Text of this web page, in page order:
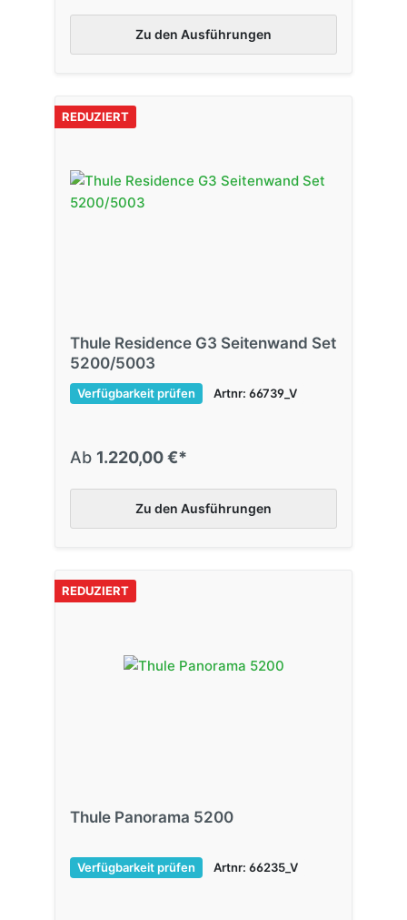
Zu den Ausführungen
REDUZIERT
Thule Residence G3 Seitenwand Set
5200/5003
Verfügbarkeit prüfen Artnr: 66739_V
Ab 1.220,00 €*
Zu den Ausführungen
REDUZIERT
Thule Panorama 5200
Verfügbarkeit prüfen Artnr: 66235_V